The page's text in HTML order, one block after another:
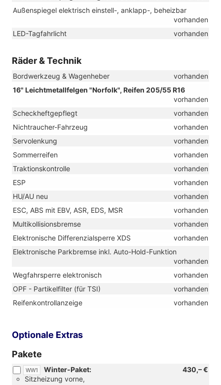
Außenspiegel elektrisch einstell-, anklapp-, beheizbar
vorhanden
LED-Tagfahrlicht
vorhanden
Räder & Technik
Bordwerkzeug & Wagenheber
vorhanden
16" Leichtmetallfelgen "Norfolk", Reifen 205/55 R16
vorhanden
Scheckheftgepflegt
vorhanden
Nichtraucher-Fahrzeug
vorhanden
Servolenkung
vorhanden
Sommerreifen
vorhanden
Traktionskontrolle
vorhanden
ESP
vorhanden
HU/AU neu
vorhanden
ESC, ABS mit EBV, ASR, EDS, MSR
vorhanden
Multikollisionsbremse
vorhanden
Elektronische Differenzialsperre XDS
vorhanden
Elektronische Parkbremse inkl. Auto-Hold-Funktion
vorhanden
Wegfahrsperre elektronisch
vorhanden
OPF - Partikelfilter (für TSI)
vorhanden
Reifenkontrollanzeige
vorhanden
Optionale Extras
Pakete
WW1 430,– €
Winter-Paket:
Sitzheizung vorne,